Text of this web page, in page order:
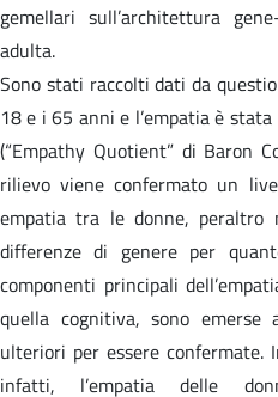
gemellari sull’architettura
adulta.
Sono stati raccolti dati da
18 e i 65 anni e l’empatia è
(“Empathy Quotient” di Baron
rilievo viene confermato un
empatia tra le donne,
differenze di genere per
componenti principali
quella cognitiva, sono emerse
ulteriori per essere confermate.
infatti, l’empatia delle